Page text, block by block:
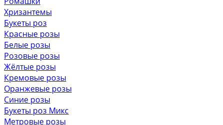
Хризантемы
Букеты роз
Красные розы
Белые розы
Розовые розы
Жёлтые розы
Кремовые розы
Оранжевые розы
Синие розы
Букеты роз Микс
Метровые розы